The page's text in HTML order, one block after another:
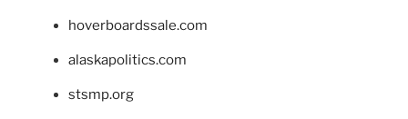
hoverboardssale.com
alaskapolitics.com
stsmp.org